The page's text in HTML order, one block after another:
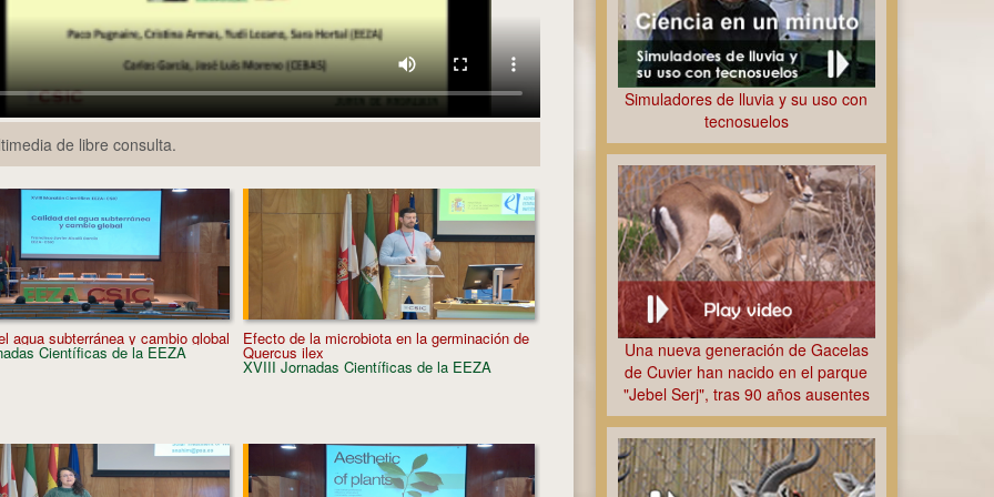
de libre consulta.
agua subterránea y cambio global
Científicas de la EEZA
Efecto de la microbiota en la germinación de
Quercus ilex
XVIII Jornadas Científicas de la EEZA
Contributions of rain gardens to biodiversity in
XVIII Jornadas Científicas de la EEZA
Simuladores de lluvia y su uso con
tecnosuelos
Una nueva generación de Gacelas
de Cuvier han nacido en el parque
"Jebel Serj", tras 90 años ausentes